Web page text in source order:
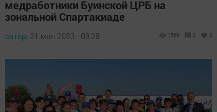
медработники Буинской ЦРБ на
зональной Спартакиаде
автор, 21 мая 2023 - 08:28 1569 0 3